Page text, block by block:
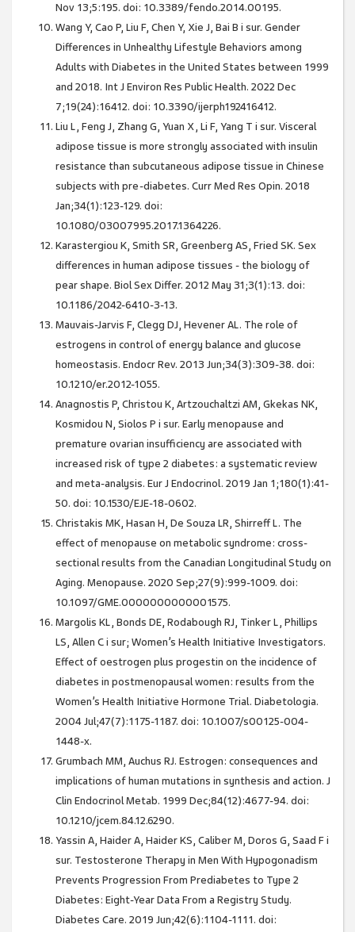
Nov 13;5:195. doi: 10.3389/fendo.2014.00195.
Wang Y, Cao P, Liu F, Chen Y, Xie J, Bai B i sur. Gender
Differences in Unhealthy Lifestyle Behaviors among
Adults with Diabetes in the United States between 1999
and 2018. Int J Environ Res Public Health. 2022 Dec
7;19(24):16412. doi: 10.3390/ijerph192416412.
Liu L, Feng J, Zhang G, Yuan X, Li F, Yang T i sur. Visceral
adipose tissue is more strongly associated with insulin
resistance than subcutaneous adipose tissue in Chinese
subjects with pre-diabetes. Curr Med Res Opin. 2018
Jan;34(1):123-129. doi:
10.1080/03007995.2017.1364226.
Karastergiou K, Smith SR, Greenberg AS, Fried SK. Sex
differences in human adipose tissues - the biology of
pear shape. Biol Sex Differ. 2012 May 31;3(1):13. doi:
10.1186/2042-6410-3-13.
Mauvais-Jarvis F, Clegg DJ, Hevener AL. The role of
estrogens in control of energy balance and glucose
homeostasis. Endocr Rev. 2013 Jun;34(3):309-38. doi:
10.1210/er.2012-1055.
Anagnostis P, Christou K, Artzouchaltzi AM, Gkekas NK,
Kosmidou N, Siolos P i sur. Early menopause and
premature ovarian insufficiency are associated with
increased risk of type 2 diabetes: a systematic review
and meta-analysis. Eur J Endocrinol. 2019 Jan 1;180(1):41-
50. doi: 10.1530/EJE-18-0602.
Christakis MK, Hasan H, De Souza LR, Shirreff L. The
effect of menopause on metabolic syndrome: cross-
sectional results from the Canadian Longitudinal Study on
Aging. Menopause. 2020 Sep;27(9):999-1009. doi:
10.1097/GME.0000000000001575.
Margolis KL, Bonds DE, Rodabough RJ, Tinker L, Phillips
LS, Allen C i sur; Women’s Health Initiative Investigators.
Effect of oestrogen plus progestin on the incidence of
diabetes in postmenopausal women: results from the
Women’s Health Initiative Hormone Trial. Diabetologia.
2004 Jul;47(7):1175-1187. doi: 10.1007/s00125-004-
1448-x.
Grumbach MM, Auchus RJ. Estrogen: consequences and
implications of human mutations in synthesis and action. J
Clin Endocrinol Metab. 1999 Dec;84(12):4677-94. doi:
10.1210/jcem.84.12.6290.
Yassin A, Haider A, Haider KS, Caliber M, Doros G, Saad F i
sur. Testosterone Therapy in Men With Hypogonadism
Prevents Progression From Prediabetes to Type 2
Diabetes: Eight-Year Data From a Registry Study.
Diabetes Care. 2019 Jun;42(6):1104-1111. doi: